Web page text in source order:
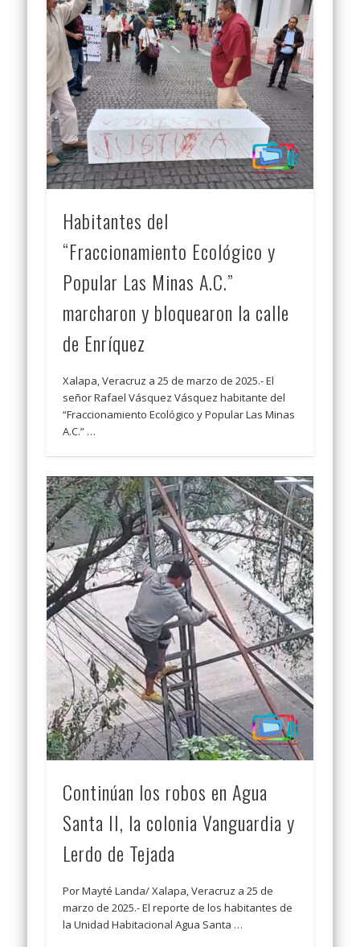
Habitantes del
“Fraccionamiento Ecológico y
Popular Las Minas A.C.”
marcharon y bloquearon la calle
de Enríquez
Xalapa, Veracruz a 25 de marzo de 2025.- El
señor Rafael Vásquez Vásquez habitante del
“Fraccionamiento Ecológico y Popular Las Minas
A.C.” …
Continúan los robos en Agua
Santa II, la colonia Vanguardia y
Lerdo de Tejada
Por Mayté Landa/ Xalapa, Veracruz a 25 de
marzo de 2025.- El reporte de los habitantes de
la Unidad Habitacional Agua Santa …